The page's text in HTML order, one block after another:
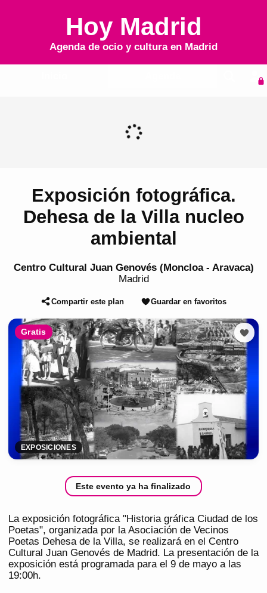
Hoy Madrid
Agenda de ocio y cultura en Madrid
Exposición fotográfica.
Dehesa de la Villa nucleo
ambiental
Centro Cultural Juan Genovés (Moncloa - Aravaca)
Madrid
Compartir este plan Guardar en favoritos
Gratis
EXPOSICIONES
Este evento ya ha finalizado
La exposición fotográfica "Historia gráfica Ciudad de los
Poetas", organizada por la Asociación de Vecinos
Poetas Dehesa de la Villa, se realizará en el Centro
Cultural Juan Genovés de Madrid. La presentación de la
exposición está programada para el 9 de mayo a las
19:00h.